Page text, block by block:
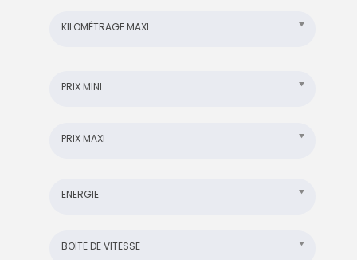
KILOMÉTRAGE MAXI
PRIX MINI
PRIX MAXI
ENERGIE
BOITE DE VITESSE